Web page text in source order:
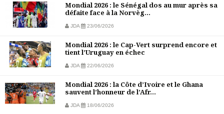
Mondial 2026 : le Sénégal dos au mur après sa
défaite face à la Norvèg...
JDA 23/06/2026
Mondial 2026 : le Cap-Vert surprend encore et
tient l’Uruguay en échec
JDA 22/06/2026
Mondial 2026 : la Côte d’Ivoire et le Ghana
sauvent l’honneur de l’Afr...
JDA 18/06/2026